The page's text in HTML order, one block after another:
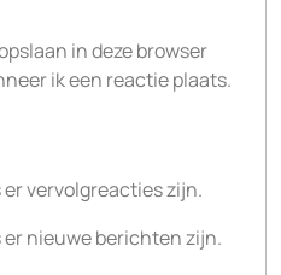
in deze browser
ik een reactie plaats.
vervolgreacties zijn.
nieuwe berichten zijn.